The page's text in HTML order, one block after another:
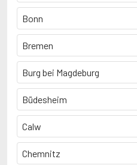
Bonn
Bremen
Burg bei Magdeburg
Büdesheim
Calw
Chemnitz